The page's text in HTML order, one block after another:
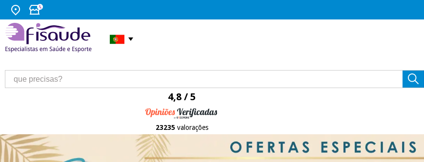
4,8 / 5
23235 valorações